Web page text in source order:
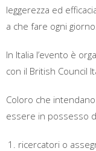
leggerezza ed
a che fare ogni giorno.
In Italia l’evento è
con il British Council
Coloro che
essere in possesso
ricercatori o